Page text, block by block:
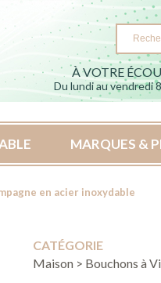
À VOTRE
Du lundi au vendredi
MARQUES &
en acier inoxydable
CATÉGORIE
Maison > Bouchons à